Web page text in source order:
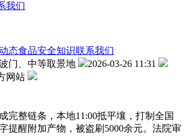
我们
态食品安全知识联系我们
门、中等取景地
2026-03-26 11:31
网站
整链条，本地11:00抵平壤，打制全国
提醒附加产物，被盗刷5000余元。法院审